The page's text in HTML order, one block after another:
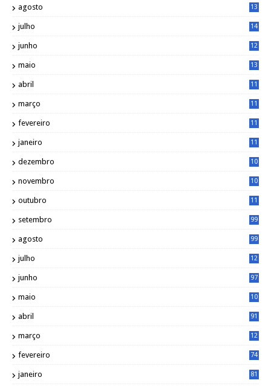
agosto
13
julho
14
junho
12
maio
13
abril
11
março
11
fevereiro
11
janeiro
11
dezembro
10
novembro
10
outubro
11
setembro 99
agosto 99
julho
12
junho 97
maio
10
abril 91
março
12
fevereiro 74
janeiro 81